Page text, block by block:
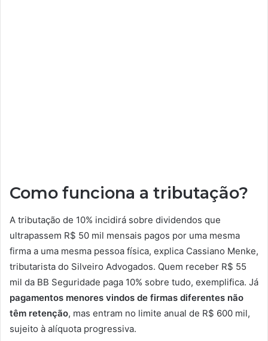
Como funciona a tributação?
A tributação de 10% incidirá sobre dividendos que
ultrapassem R$ 50 mil mensais pagos por uma mesma
firma a uma mesma pessoa física, explica Cassiano Menke,
tributarista do Silveiro Advogados. Quem receber R$ 55
mil da BB Seguridade paga 10% sobre tudo, exemplifica. Já
pagamentos menores vindos de firmas diferentes não
têm retenção, mas entram no limite anual de R$ 600 mil,
sujeito à alíquota progressiva.